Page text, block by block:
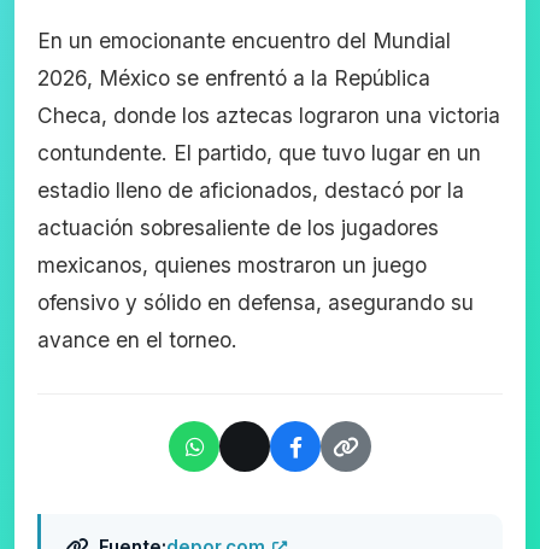
En un emocionante encuentro del Mundial
2026, México se enfrentó a la República
Checa, donde los aztecas lograron una victoria
contundente. El partido, que tuvo lugar en un
estadio lleno de aficionados, destacó por la
actuación sobresaliente de los jugadores
mexicanos, quienes mostraron un juego
ofensivo y sólido en defensa, asegurando su
avance en el torneo.